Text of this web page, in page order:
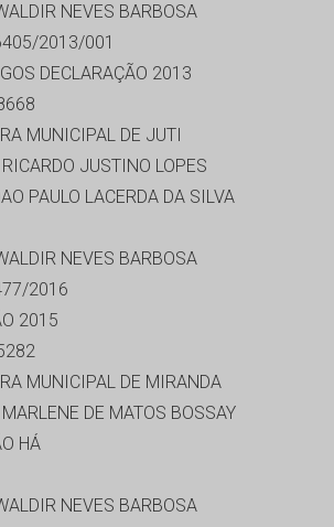
NEVES BARBOSA
2013/001
DECLARAÇÃO 2013
MUNICIPAL DE JUTI
RICARDO JUSTINO LOPES
PAULO LACERDA DA SILVA
NEVES BARBOSA
2016
2015
MUNICIPAL DE MIRANDA
MARLENE DE MATOS BOSSAY
HÁ
NEVES BARBOSA